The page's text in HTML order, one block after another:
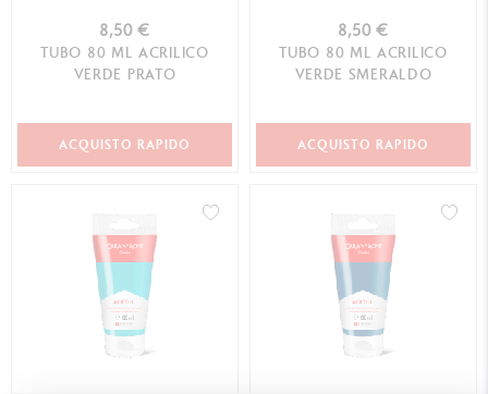
8,50 €
TUBO 80 ML ACRILICO
VERDE PRATO
ACQUISTO RAPIDO
8,50 €
TUBO 80 ML ACRILICO
VERDE SMERALDO
ACQUISTO RAPIDO